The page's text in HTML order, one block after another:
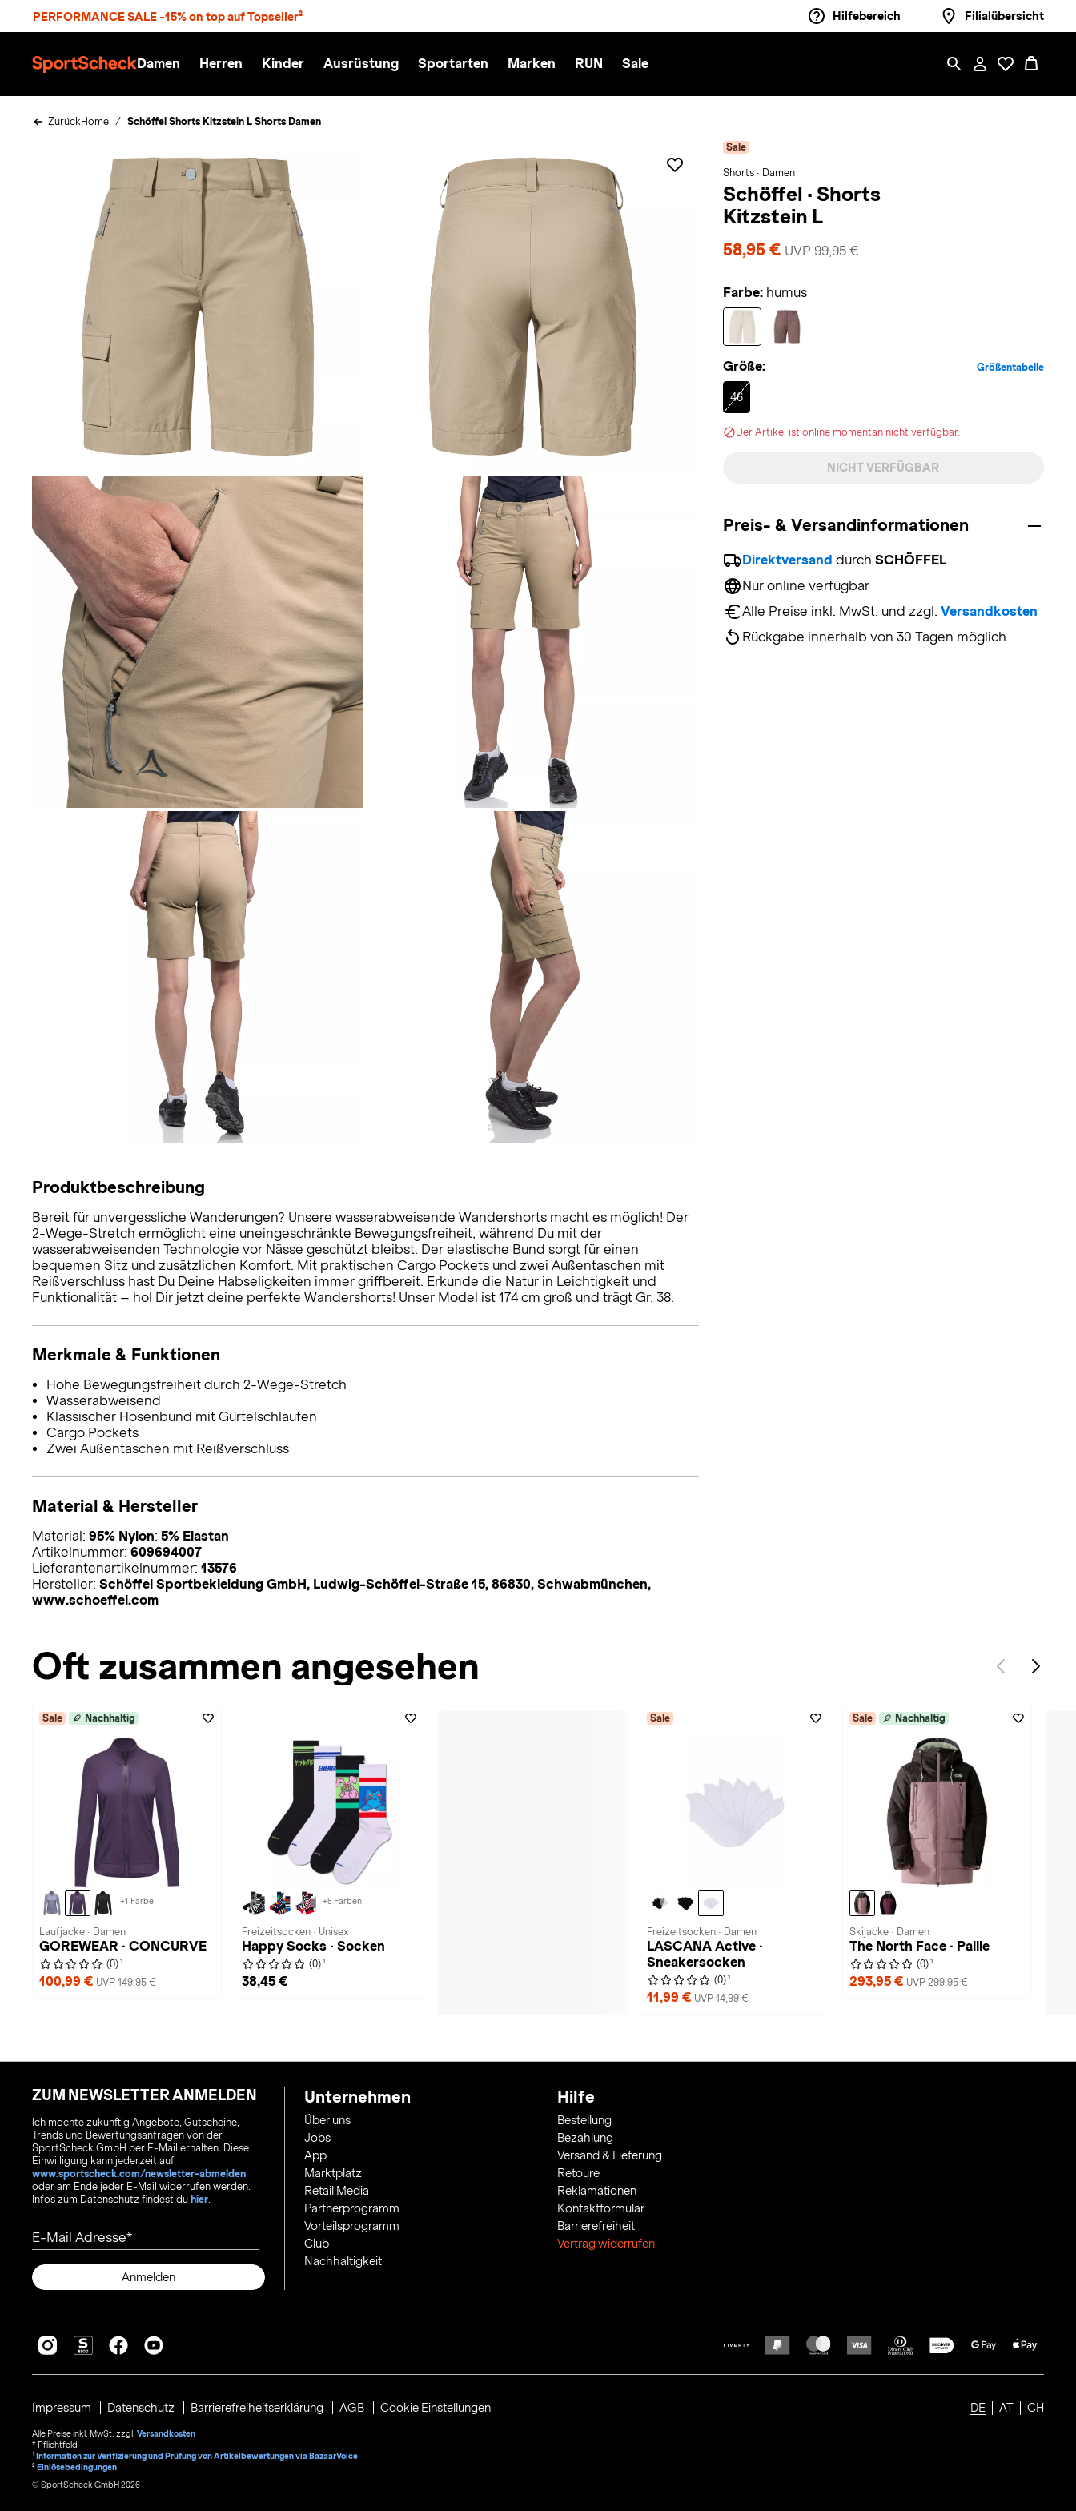
PERFORMANCE SALE -15% on top auf Topseller² Hilfebereich Filialübersicht
Damen Herren Kinder Ausrüstung Sportarten Marken RUN Sale
ZurückHome Schöffel Shorts Kitzstein L Shorts Damen
Sale
Shorts · Damen
Schöffel · Shorts
Kitzstein L
58,95 € UVP 99,95 €
Farbe: humus
Größe: Größentabelle
46
Selected
Der Artikel ist online momentan nicht verfügbar.
NICHT VERFÜGBAR
Preis- & Versandinformationen
Direktversand durch SCHÖFFEL
Nur online verfügbar
Alle Preise inkl. MwSt. und zzgl. Versandkosten
Rückgabe innerhalb von 30 Tagen möglich
Produktbeschreibung
Bereit für unvergessliche Wanderungen? Unsere wasserabweisende Wandershorts macht es möglich! Der
2-Wege-Stretch ermöglicht eine uneingeschränkte Bewegungsfreiheit, während Du mit der
wasserabweisenden Technologie vor Nässe geschützt bleibst. Der elastische Bund sorgt für einen
bequemen Sitz und zusätzlichen Komfort. Mit praktischen Cargo Pockets und zwei Außentaschen mit
Reißverschluss hast Du Deine Habseligkeiten immer griffbereit. Erkunde die Natur in Leichtigkeit und
Funktionalität – hol Dir jetzt deine perfekte Wandershorts! Unser Model ist 174 cm groß und trägt Gr. 38.
Merkmale & Funktionen
Hohe Bewegungsfreiheit durch 2-Wege-Stretch
Wasserabweisend
Klassischer Hosenbund mit Gürtelschlaufen
Cargo Pockets
Zwei Außentaschen mit Reißverschluss
Material & Hersteller
Material: 95% Nylon: 5% Elastan
Artikelnummer: 609694007
Lieferantenartikelnummer: 13576
Hersteller: Schöffel Sportbekleidung GmbH, Ludwig-Schöffel-Straße 15, 86830, Schwabmünchen,
www.schoeffel.com
Oft zusammen angesehen
Sale Nachhaltig
+1 Farbe
Laufjacke · Damen
GOREWEAR · CONCURVE
(0) 1
100,99 € UVP 149,95 €
+5 Farben
Freizeitsocken · Unisex
Happy Socks · Socken
(0) 1
38,45 €
Sale
Freizeitsocken · Damen
LASCANA Active ·
Sneakersocken
(0) 1
11,99 € UVP 14,99 €
Sale Nachhaltig
Skijacke · Damen
The North Face · Pallie
(0) 1
293,95 € UVP 299,95 €
ZUM NEWSLETTER ANMELDEN
Ich möchte zukünftig Angebote, Gutscheine,
Trends und Bewertungsanfragen von der
SportScheck GmbH per E-Mail erhalten. Diese
Einwilligung kann jederzeit auf
www.sportscheck.com/newsletter-abmelden
oder am Ende jeder E-Mail widerrufen werden.
Infos zum Datenschutz findest du hier.
E-Mail Adresse
Anmelden
Unternehmen
Über uns
Jobs
App
Marktplatz
Retail Media
Partnerprogramm
Vorteilsprogramm
Club
Nachhaltigkeit
Hilfe
Bestellung
Bezahlung
Versand & Lieferung
Retoure
Reklamationen
Kontaktformular
Barrierefreiheit
Vertrag widerrufen
DE AT CH
Impressum Datenschutz Barrierefreiheitserklärung AGB Cookie Einstellungen
Alle Preise inkl. MwSt. zzgl. Versandkosten
* Pflichtfeld
1 Information zur Verifizierung und Prüfung von Artikelbewertungen via BazaarVoice
² Einlösebedingungen
© SportScheck GmbH 2026